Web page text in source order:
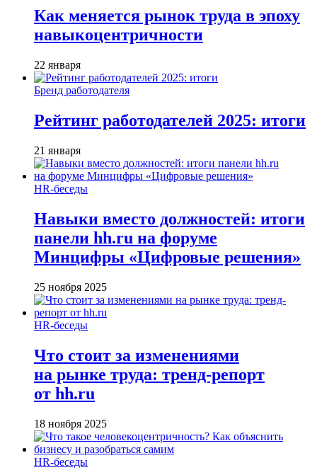
Как меняется рынок труда в эпоху
навыкоцентричности
22 января
Бренд работодателя
Рейтинг работодателей 2025: итоги
21 января
HR-беседы
Навыки вместо должностей: итоги
панели hh.ru на форуме
Минцифры «Цифровые решения»
25 ноября 2025
HR-беседы
Что стоит за изменениями
на рынке труда: тренд-репорт
от hh.ru
18 ноября 2025
HR-беседы